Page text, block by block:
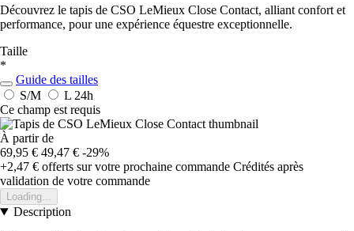
Découvrez le tapis de CSO LeMieux Close Contact, alliant confort et
performance, pour une expérience équestre exceptionnelle.
Taille
*
Guide des tailles
S/M
L 24h
Ce champ est requis
À partir de
69,95 € 49,47 € -29%
+2,47 € offerts sur votre prochaine commande Crédités après
validation de votre commande
Loading...
Description